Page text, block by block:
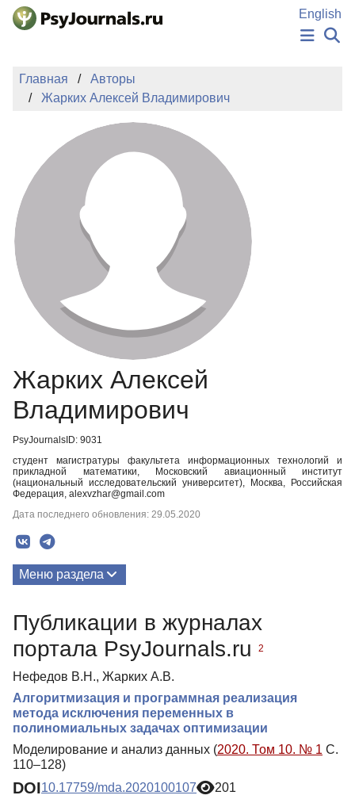
Перейти к основному содержанию
English
ИЗДАНИЯ
АВТОРЫ
ПОДАТЬ РУКОПИСЬ
БАЗА ЗНАНИЙ
КЛЮЧЕВЫЕ СЛОВА
Регистрация
Главная
Авторы
Жарких Алексей Владимирович
Жарких Алексей
Владимирович
PsyJournalsID: 9031
студент магистратуры факультета информационных технологий и
прикладной математики, Московский авиационный институт
(национальный исследовательский университет), Москва, Российская
Федерация, alexvzhar@gmail.com
Дата последнего обновления: 29.05.2020
Меню раздела
Публикации в журналах
портала PsyJournals.ru
2
Нефедов В.Н., Жарких А.В.
Алгоритмизация и программная реализация
метода исключения переменных в
полиномиальных задачах оптимизации
Моделирование и анализ данных (2020. Том 10. № 1 С.
110–128)
DOI10.17759/mda.2020100107 201